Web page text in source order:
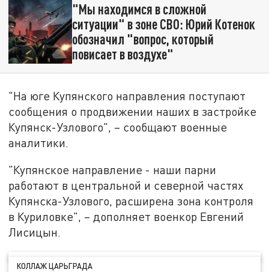
"Мы находимся в сложной
ситуации" в зоне СВО: Юрий Котенок
обозначил "вопрос, который
повисает в воздухе"
"На юге Купянского направления поступают
сообщения о продвижении наших в застройке
Купянск-Узлового", – сообщают военные
аналитики.
"Купянское направление - наши парни
работают в центральной и северной частях
Купянска-Узлового, расширена зона контроля
в Куриловке", – дополняет военкор Евгений
Лисицын.
КОЛЛАЖ ЦАРЬГРАДА